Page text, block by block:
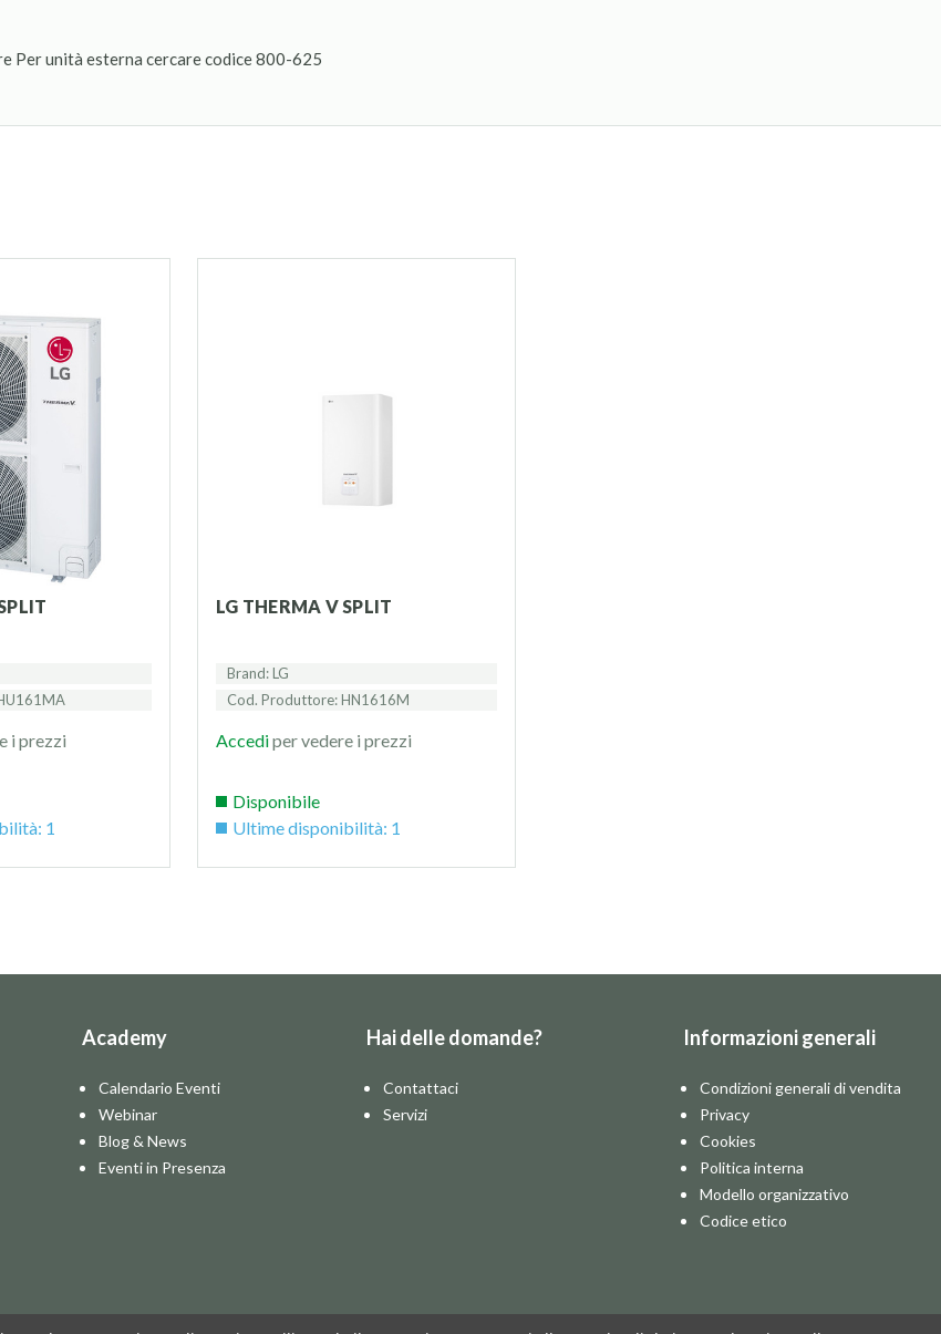
Per unità esterna cercare codice 800-625
i prezzi
1
LG THERMA V SPLIT
Brand: LG
Cod. Produttore: HN1616M
Accediper vedere i prezzi
Disponibile
Ultime disponibilità: 1
Academy
Calendario Eventi
Webinar
Blog & News
Eventi in Presenza
Hai delle domande?
Contattaci
Servizi
Informazioni generali
Condizioni generali di vendita
Privacy
Cookies
Politica interna
Modello organizzativo
Codice etico